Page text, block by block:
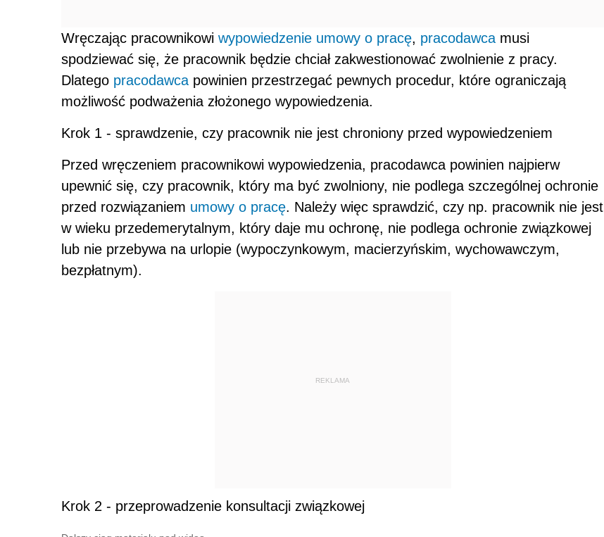
Wręczając pracownikowi wypowiedzenie umowy o pracę, pracodawca musi
spodziewać się, że pracownik będzie chciał zakwestionować zwolnienie z pracy.
Dlatego pracodawca powinien przestrzegać pewnych procedur, które ograniczają
możliwość podważenia złożonego wypowiedzenia.
Krok 1 - sprawdzenie, czy pracownik nie jest chroniony przed wypowiedzeniem
Przed wręczeniem pracownikowi wypowiedzenia, pracodawca powinien najpierw
upewnić się, czy pracownik, który ma być zwolniony, nie podlega szczególnej ochronie
przed rozwiązaniem umowy o pracę. Należy więc sprawdzić, czy np. pracownik nie jest
w wieku przedemerytalnym, który daje mu ochronę, nie podlega ochronie związkowej
lub nie przebywa na urlopie (wypoczynkowym, macierzyńskim, wychowawczym,
bezpłatnym).
REKLAMA
Krok 2 - przeprowadzenie konsultacji związkowej